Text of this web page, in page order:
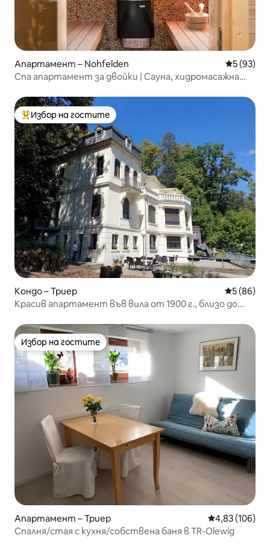
Апартамент – Nohfelden Средна
5 (93)
Спа апартамент за двойки | Сауна, хидромасажна
Най-популярен избор на гостите
Избор на гостите
Кондо – Триер Средна
5 (86)
Красив апартамент във вила от 1900 г., близо до
Избор на гостите
Избор на гостите
Апартамент – Триер Средна
4,83 (106)
Спалня/стая с кухня/собствена баня в TR-Olewig